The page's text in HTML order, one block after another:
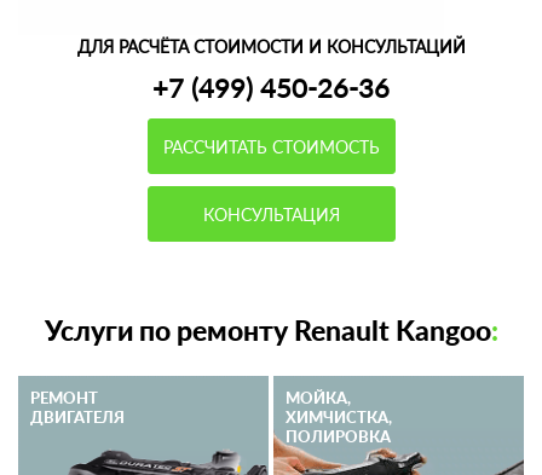
ДЛЯ РАСЧЁТА СТОИМОСТИ И КОНСУЛЬТАЦИЙ
+7 (499) 450-26-36
РАССЧИТАТЬ СТОИМОСТЬ
КОНСУЛЬТАЦИЯ
Услуги по ремонту Renault Kangoo:
РЕМОНТ
ДВИГАТЕЛЯ
МОЙКА,
ХИМЧИСТКА,
ПОЛИРОВКА